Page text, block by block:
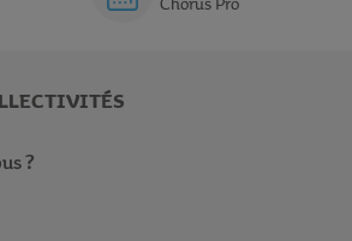
de grandes enseignes qui sont
Chorus Pro
?